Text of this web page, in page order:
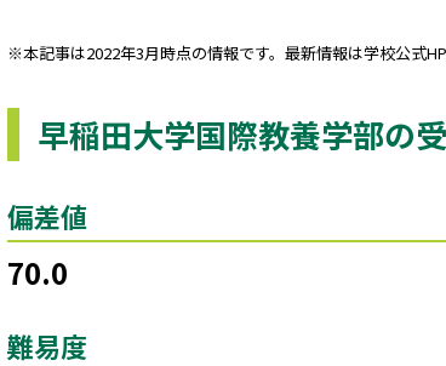
※本記事は2022年3月時点の情報です。最新情報は学校公式HP
早稲田大学国際教養学部の
偏差値
70.0
難易度